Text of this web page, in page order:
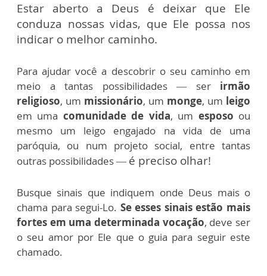
Estar aberto a Deus é deixar que Ele
conduza nossas vidas, que Ele possa nos
indicar o melhor caminho.
Para ajudar você a descobrir o seu caminho em
meio a tantas possibilidades — ser irmão
religioso, um missionário, um monge, um leigo
em uma comunidade de vida, um esposo ou
mesmo um leigo engajado na vida de uma
paróquia, ou num projeto social, entre tantas
outras possibilidades — é preciso olhar!
Busque sinais que indiquem onde Deus mais o
chama para segui-Lo. Se esses sinais estão mais
fortes em uma determinada vocação, deve ser
o seu amor por Ele que o guia para seguir este
chamado.